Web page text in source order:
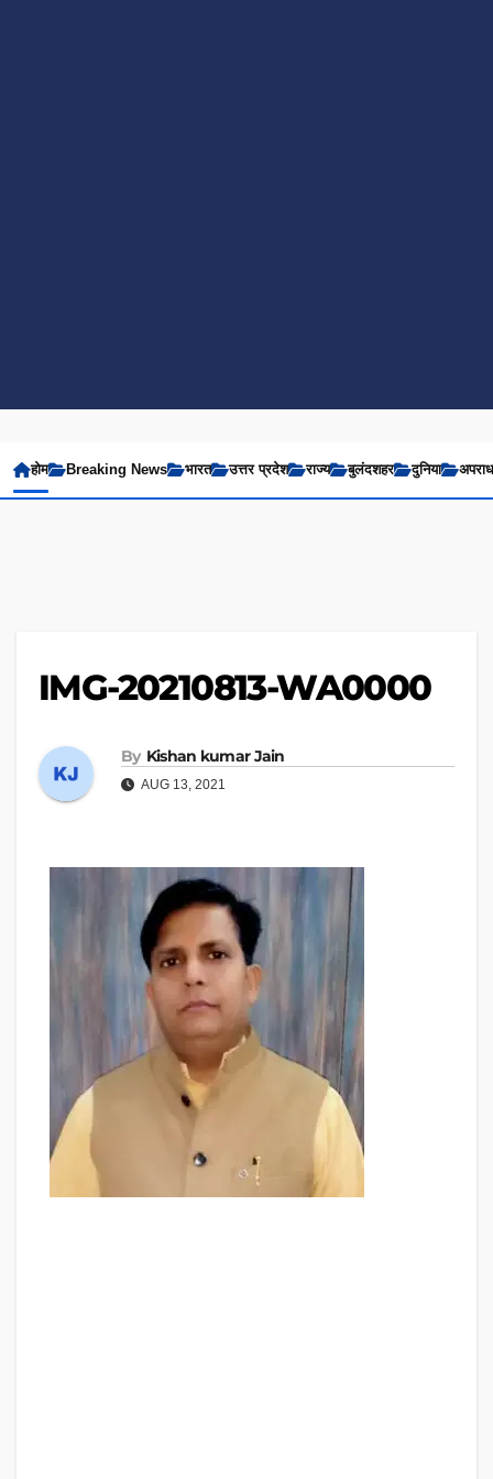
होम Breaking News भारत उत्तर प्रदेश राज्य बुलंदशहर दुनिया अपराध
IMG-20210813-WA0000
By Kishan kumar Jain
AUG 13, 2021